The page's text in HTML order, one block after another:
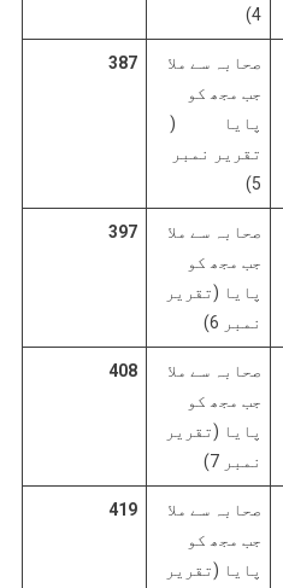
4)
صحابہ سے ملا
جب مجھ کو
پایا (
تقریر نمبر
5)
387
صحابہ سے ملا
جب مجھ کو
پایا (تقریر
نمبر 6)
397
صحابہ سے ملا
جب مجھ کو
پایا (تقریر
نمبر 7)
408
صحابہ سے ملا
جب مجھ کو
پایا (تقریر
419